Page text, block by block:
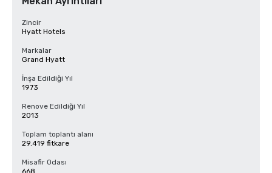
Zincir
Hyatt Hotels
Markalar
Grand Hyatt
İnşa Edildiği Yıl
1973
Renove Edildiği Yıl
2013
Toplam toplantı alanı
29.419 fitkare
Misafir Odası
668